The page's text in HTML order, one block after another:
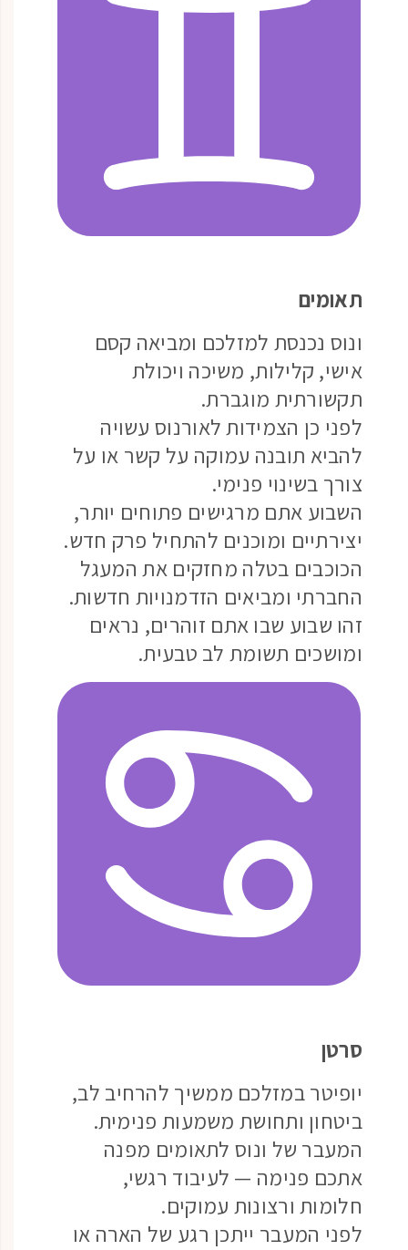
תאומים
ונוס נכנסת למזלכם ומביאה קסם
אישי, קלילות, משיכה ויכולת
תקשורתית מוגברת.
לפני כן הצמידות לאורנוס עשויה
להביא תובנה עמוקה על קשר או על
צורך בשינוי פנימי.
השבוע אתם מרגישים פתוחים יותר,
יצירתיים ומוכנים להתחיל פרק חדש.
הכוכבים בטלה מחזקים את המעגל
החברתי ומביאים הזדמנויות חדשות.
זהו שבוע שבו אתם זוהרים, נראים
ומושכים תשומת לב טבעית.
סרטן
יופיטר במזלכם ממשיך להרחיב לב,
ביטחון ותחושת משמעות פנימית.
המעבר של ונוס לתאומים מפנה
אתכם פנימה — לעיבוד רגשי,
חלומות ורצונות עמוקים.
לפני המעבר ייתכן רגע של הארה או